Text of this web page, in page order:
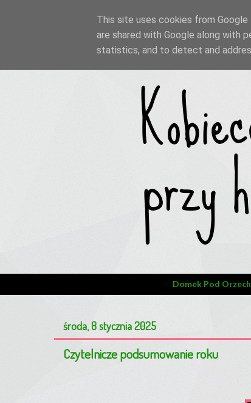
Domek Pod
środa, 8 stycznia 2025
Czytelnicze podsumowanie roku
This site uses cookies from
are shared with Google along with
statistics, and to detect and